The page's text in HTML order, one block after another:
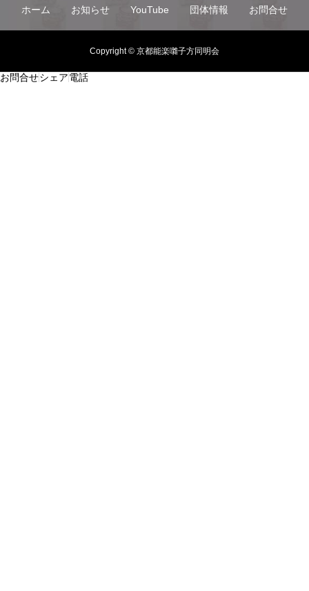
ホーム お知らせ YouTube 団体情報 お問合せ
Copyright © 京都能楽囃子方同明会
お問合せシェア電話